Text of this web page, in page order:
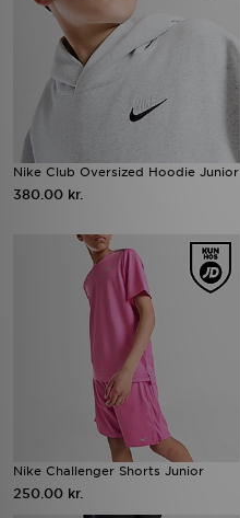
Nike Club Oversized Hoodie Junior
380.00 kr.
Nike Challenger Shorts Junior
250.00 kr.